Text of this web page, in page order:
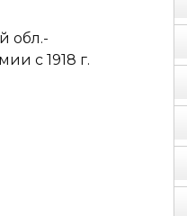
обл.-
с 1918 г.